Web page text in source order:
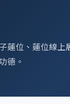
蓮位、蓮位線上
德。